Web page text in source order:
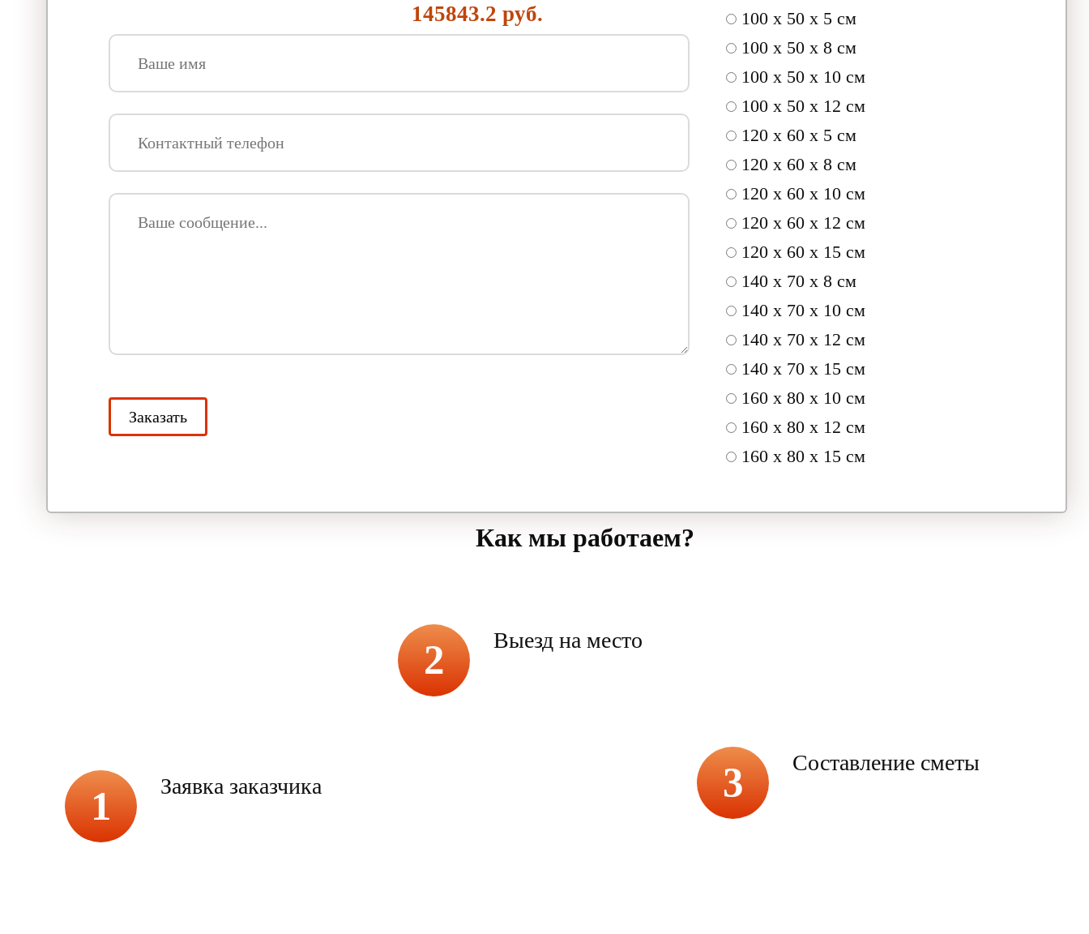
145843.2 руб.
100 x 50 x 5 см
100 х 50 х 8 см
100 x 50 x 10 см
100 x 50 x 12 см
120 x 60 x 5 см
120 x 60 x 8 см
120 x 60 x 10 см
120 x 60 x 12 см
120 x 60 x 15 см
140 x 70 x 8 см
140 x 70 x 10 см
140 x 70 x 12 см
140 x 70 x 15 см
160 x 80 x 10 см
160 x 80 x 12 см
160 x 80 x 15 см
Как мы работаем?
1 Заявка заказчика
2 Выезд на место
3 Составление сметы